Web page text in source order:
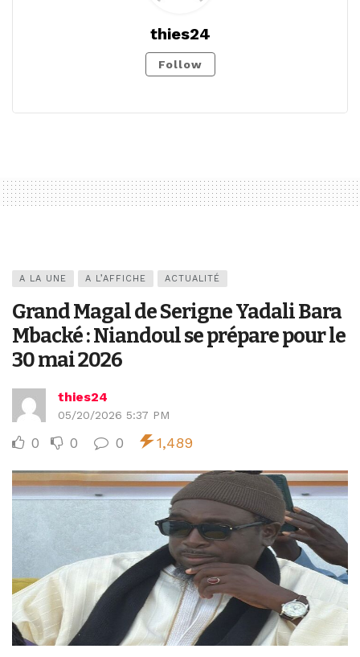
thies24
Follow
A LA UNE A L’AFFICHE ACTUALITÉ
Grand Magal de Serigne Yadali Bara
Mbacké : Niandoul se prépare pour le
30 mai 2026
thies24
05/20/2026 5:37 PM
0 0 0 1,489